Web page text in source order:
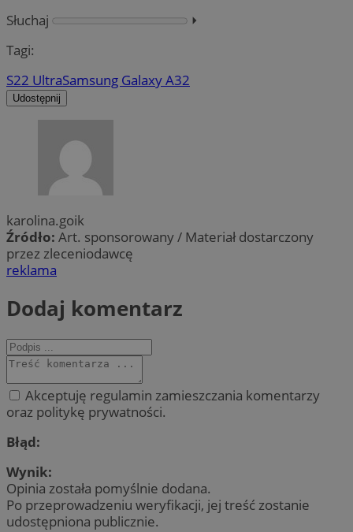
Słuchaj
⏵︎
Tagi:
S22 UltraSamsung Galaxy A32
Udostępnij
karolina.goik
Źródło: Art. sponsorowany / Materiał dostarczony
przez zleceniodawcę
reklama
Dodaj komentarz
Akceptuję regulamin zamieszczania komentarzy
oraz politykę prywatności.
Błąd:
Wynik:
Opinia została pomyślnie dodana.
Po przeprowadzeniu weryfikacji, jej treść zostanie
udostępniona publicznie.